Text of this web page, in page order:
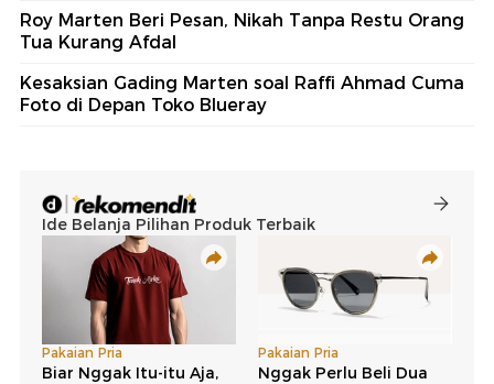
Roy Marten Beri Pesan, Nikah Tanpa Restu Orang
Tua Kurang Afdal
Kesaksian Gading Marten soal Raffi Ahmad Cuma
Foto di Depan Toko Blueray